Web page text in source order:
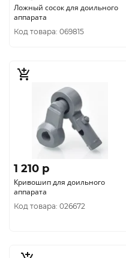
Ложный сосок для доильного
аппарата
Код товара: 069815
1 210 p
Кривошип для доильного
аппарата
Код товара: 026672